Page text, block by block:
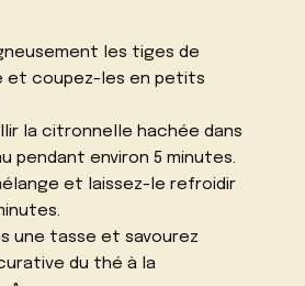
les tiges de
et coupez-les en petits
la citronnelle hachée dans
pendant environ 5 minutes.
et laissez-le refroidir
une tasse et savourez
du thé à la